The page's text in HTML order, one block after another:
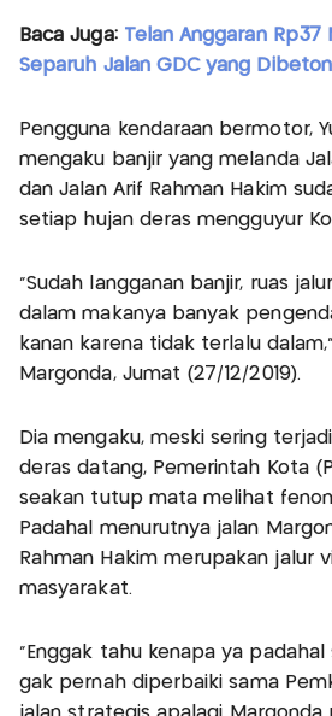
Baca Juga: Telan Anggaran Rp37
Separuh Jalan GDC yang
Pengguna kendaraan bermotor,
mengaku banjir yang melanda
dan Jalan Arif Rahman Hakim
setiap hujan deras mengguyur
"Sudah langganan banjir, ruas
dalam makanya banyak
kanan karena tidak terlalu
Margonda, Jumat (27/12/2019).
Dia mengaku, meski sering
deras datang, Pemerintah Kota
seakan tutup mata melihat
Padahal menurutnya jalan
Rahman Hakim merupakan jalur
masyarakat.
"Enggak tahu kenapa ya
gak pernah diperbaiki sama